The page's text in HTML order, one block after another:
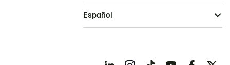
Español